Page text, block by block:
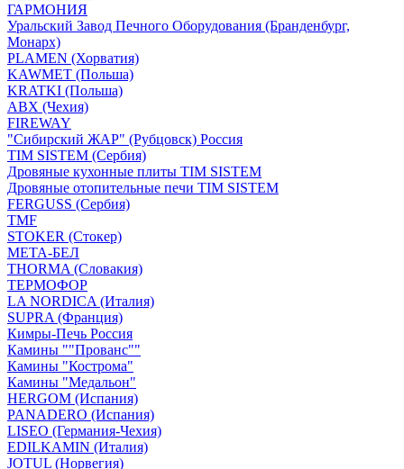
ГАРМОНИЯ
Уральский Завод Печного Оборудования (Бранденбург,
Монарх)
PLAMEN (Хорватия)
KAWMET (Польша)
KRATKI (Польша)
ABX (Чехия)
FIREWAY
"Сибирский ЖАР" (Рубцовск) Россия
TIM SISTEM (Сербия)
Дровяные кухонные плиты TIM SISTEM
Дровяные отопительные печи TIM SISTEM
FERGUSS (Сербия)
TMF
STOKER (Стокер)
МЕТА-БЕЛ
THORMA (Словакия)
ТЕРМОФОР
LA NORDICA (Италия)
SUPRA (Франция)
Кимры-Печь Россия
Камины ""Прованс""
Камины "Кострома"
Камины "Медальон"
HERGOM (Испания)
PANADERO (Испания)
LISEO (Германия-Чехия)
EDILKAMIN (Италия)
JOTUL (Норвегия)